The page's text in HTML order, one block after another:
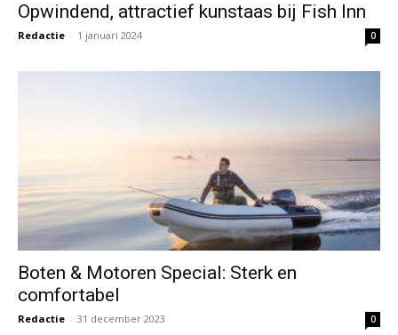
Opwindend, attractief kunstaas bij Fish Inn
Redactie - 1 januari 2024 0
Boten & Motoren Special: Sterk en
comfortabel
Redactie - 31 december 2023 0